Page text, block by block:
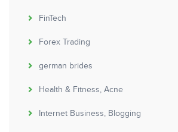
FinTech
Forex Trading
german brides
Health & Fitness, Acne
Internet Business, Blogging